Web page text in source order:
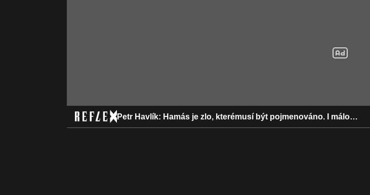
Petr Havlík: Hamás je zlo, kterémusí být pojmenováno. I málo…